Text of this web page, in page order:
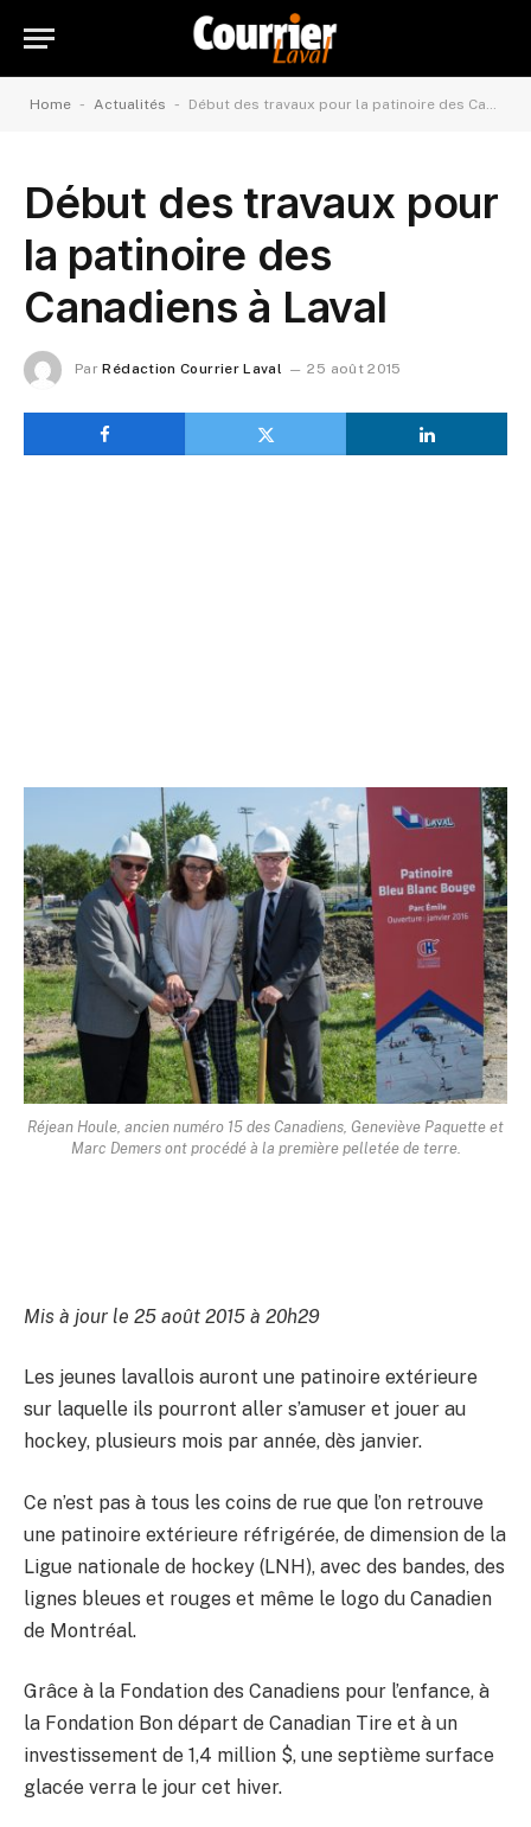
Home - Actualités - Début des travaux pour la patinoire des Canadiens à Laval
Début des travaux pour
la patinoire des
Canadiens à Laval
Par Rédaction Courrier Laval 25 août 2015
Réjean Houle, ancien numéro 15 des Canadiens, Geneviève Paquette et
Marc Demers ont procédé à la première pelletée de terre.
Mis à jour le 25 août 2015 à 20h29
Les jeunes lavallois auront une patinoire extérieure
sur laquelle ils pourront aller s’amuser et jouer au
hockey, plusieurs mois par année, dès janvier.
Ce n’est pas à tous les coins de rue que l’on retrouve
une patinoire extérieure réfrigérée, de dimension de la
Ligue nationale de hockey (LNH), avec des bandes, des
lignes bleues et rouges et même le logo du Canadien
de Montréal.
Grâce à la Fondation des Canadiens pour l’enfance, à
la Fondation Bon départ de Canadian Tire et à un
investissement de 1,4 million $, une septième surface
glacée verra le jour cet hiver.